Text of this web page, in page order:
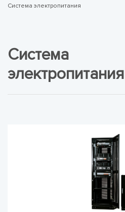
Система электропитания
Система
электропитания